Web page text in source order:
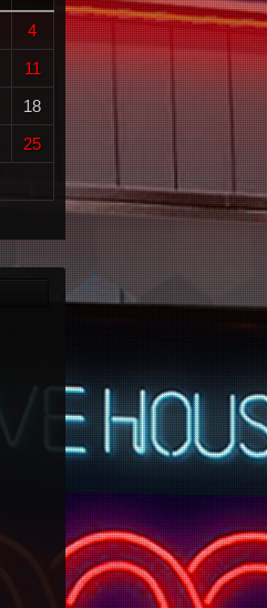
4
11
18
25